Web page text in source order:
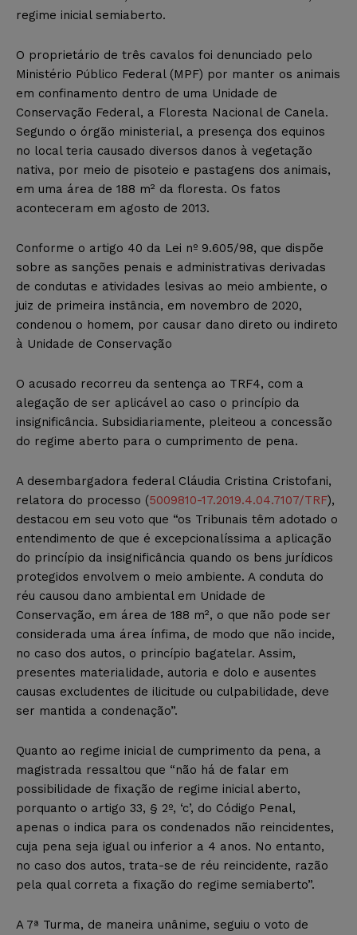
regime inicial semiaberto.
O proprietário de três cavalos foi denunciado pelo
Ministério Público Federal (MPF) por manter os animais
em confinamento dentro de uma Unidade de
Conservação Federal, a Floresta Nacional de Canela.
Segundo o órgão ministerial, a presença dos equinos
no local teria causado diversos danos à vegetação
nativa, por meio de pisoteio e pastagens dos animais,
em uma área de 188 m² da floresta. Os fatos
aconteceram em agosto de 2013.
Conforme o artigo 40 da Lei nº 9.605/98, que dispõe
sobre as sanções penais e administrativas derivadas
de condutas e atividades lesivas ao meio ambiente, o
juiz de primeira instância, em novembro de 2020,
condenou o homem, por causar dano direto ou indireto
à Unidade de Conservação
O acusado recorreu da sentença ao TRF4, com a
alegação de ser aplicável ao caso o princípio da
insignificância. Subsidiariamente, pleiteou a concessão
do regime aberto para o cumprimento de pena.
A desembargadora federal Cláudia Cristina Cristofani,
relatora do processo (5009810-17.2019.4.04.7107/TRF),
destacou em seu voto que “os Tribunais têm adotado o
entendimento de que é excepcionalíssima a aplicação
do princípio da insignificância quando os bens jurídicos
protegidos envolvem o meio ambiente. A conduta do
réu causou dano ambiental em Unidade de
Conservação, em área de 188 m², o que não pode ser
considerada uma área ínfima, de modo que não incide,
no caso dos autos, o princípio bagatelar. Assim,
presentes materialidade, autoria e dolo e ausentes
causas excludentes de ilicitude ou culpabilidade, deve
ser mantida a condenação”.
Quanto ao regime inicial de cumprimento da pena, a
magistrada ressaltou que “não há de falar em
possibilidade de fixação de regime inicial aberto,
porquanto o artigo 33, § 2º, ‘c’, do Código Penal,
apenas o indica para os condenados não reincidentes,
cuja pena seja igual ou inferior a 4 anos. No entanto,
no caso dos autos, trata-se de réu reincidente, razão
pela qual correta a fixação do regime semiaberto”.
A 7ª Turma, de maneira unânime, seguiu o voto de